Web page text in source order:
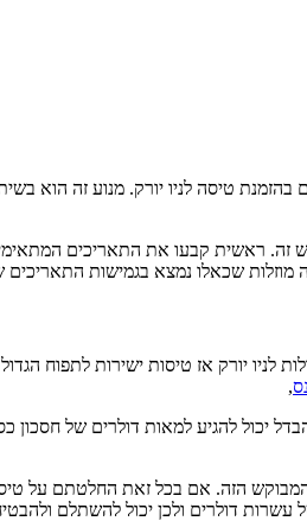
טיסה לניו יורק. מנוע זה הוא
זה. ראשית קבעו את התאריכים
מוזלות שכאלו נמצא בגמישות
לניו יורק אז טיסות ישירות לתפוח
,
יכול להגיע למאות דולרים של חסכון
הזה. אם בכל זאת החלטתם על
דולרים ולכן יכול להשתלם